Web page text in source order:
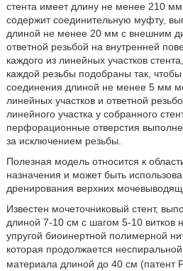
стента имеет длину не менее 210
содержит соединительную муфту,
длиной не менее 20 мм с внешним
ответной резьбой на внутренней
каждого из линейных участков
каждой резьбы подобраны так,
соединения длиной не менее 5 мм
линейных участков и ответной
линейного участка у собранного
перфорационные отверстия
за исключением резьбы.
Полезная модель относится к
назначения и может быть
дренирования верхних
Известен мочеточниковый стент,
длиной 7-10 см с шагом 5-10 витков
упругой биоинертной полимерной
которая продолжается
материала длиной до 40 см (патент